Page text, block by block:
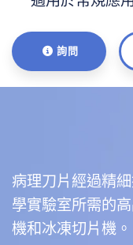
詢問
病理刀片經過精
學實驗室所需的
機和冰凍切片機。